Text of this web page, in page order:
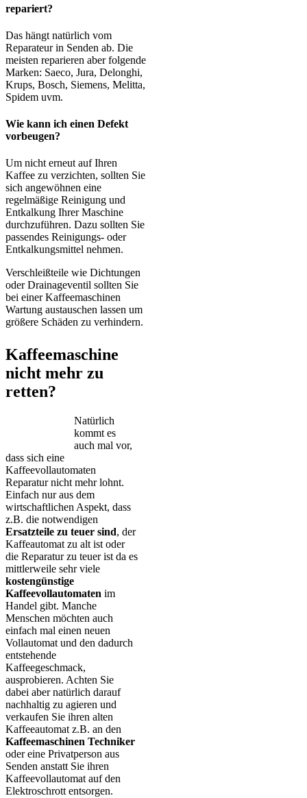
repariert?
Das hängt natürlich vom
Reparateur in Senden ab. Die
meisten reparieren aber folgende
Marken: Saeco, Jura, Delonghi,
Krups, Bosch, Siemens, Melitta,
Spidem uvm.
Wie kann ich einen Defekt
vorbeugen?
Um nicht erneut auf Ihren
Kaffee zu verzichten, sollten Sie
sich angewöhnen eine
regelmäßige Reinigung und
Entkalkung Ihrer Maschine
durchzuführen. Dazu sollten Sie
passendes Reinigungs- oder
Entkalkungsmittel nehmen.
Verschleißteile wie Dichtungen
oder Drainageventil sollten Sie
bei einer Kaffeemaschinen
Wartung austauschen lassen um
größere Schäden zu verhindern.
Kaffeemaschine
nicht mehr zu
retten?
Natürlich
kommt es
auch mal vor,
dass sich eine
Kaffeevollautomaten
Reparatur nicht mehr lohnt.
Einfach nur aus dem
wirtschaftlichen Aspekt, dass
z.B. die notwendigen
Ersatzteile zu teuer sind, der
Kaffeautomat zu alt ist oder
die Reparatur zu teuer ist da es
mittlerweile sehr viele
kostengünstige
Kaffeevollautomaten im
Handel gibt. Manche
Menschen möchten auch
einfach mal einen neuen
Vollautomat und den dadurch
entstehende
Kaffeegeschmack,
ausprobieren. Achten Sie
dabei aber natürlich darauf
nachhaltig zu agieren und
verkaufen Sie ihren alten
Kaffeeautomat z.B. an den
Kaffeemaschinen Techniker
oder eine Privatperson aus
Senden anstatt Sie ihren
Kaffeevollautomat auf den
Elektroschrott entsorgen.